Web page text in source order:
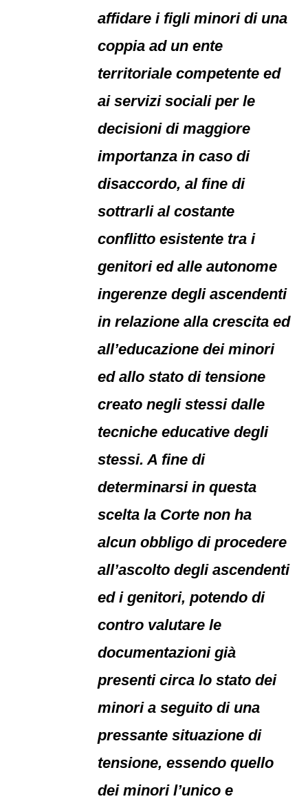
affidare i figli minori di una
coppia ad un ente
territoriale competente ed
ai servizi sociali per le
decisioni di maggiore
importanza in caso di
disaccordo, al fine di
sottrarli al costante
conflitto esistente tra i
genitori ed alle autonome
ingerenze degli ascendenti
in relazione alla crescita ed
all’educazione dei minori
ed allo stato di tensione
creato negli stessi dalle
tecniche educative degli
stessi. A fine di
determinarsi in questa
scelta la Corte non ha
alcun obbligo di procedere
all’ascolto degli ascendenti
ed i genitori, potendo di
contro valutare le
documentazioni già
presenti circa lo stato dei
minori a seguito di una
pressante situazione di
tensione, essendo quello
dei minori l’unico e